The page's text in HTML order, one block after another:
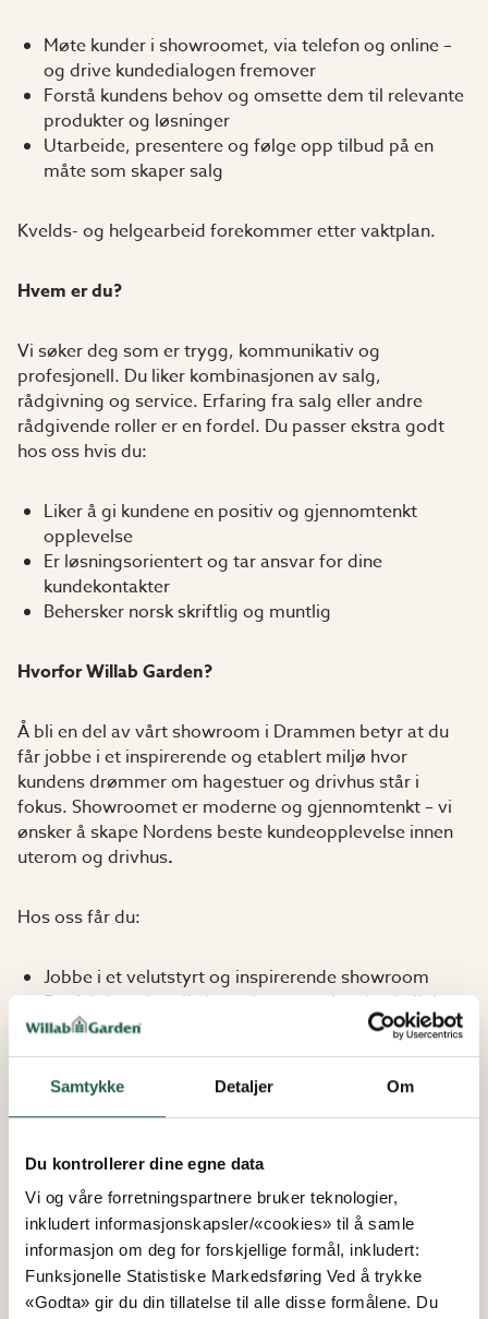
Samtykke Detaljer Om
Du kontrollerer dine egne data
Vi og våre forretningspartnere bruker teknologier,
inkludert informasjonskapsler/«cookies» til å samle
informasjon om deg for forskjellige formål, inkludert:
Funksjonelle Statistiske Markedsføring Ved å trykke
«Godta» gir du din tillatelse til alle disse formålene. Du
Møte kunder i showroomet, via telefon og online –
og drive kundedialogen fremover
Forstå kundens behov og omsette dem til relevante
produkter og løsninger
Utarbeide, presentere og følge opp tilbud på en
måte som skaper salg
Kvelds- og helgearbeid forekommer etter vaktplan.
Hvem er du?
Vi søker deg som er trygg, kommunikativ og
profesjonell. Du liker kombinasjonen av salg,
rådgivning og service. Erfaring fra salg eller andre
rådgivende roller er en fordel. Du passer ekstra godt
hos oss hvis du:
Liker å gi kundene en positiv og gjennomtenkt
opplevelse
Er løsningsorientert og tar ansvar for dine
kundekontakter
Behersker norsk skriftlig og muntlig
Hvorfor Willab Garden?
Å bli en del av vårt showroom i Drammen betyr at du
får jobbe i et inspirerende og etablert miljø hvor
kundens drømmer om hagestuer og drivhus står i
fokus. Showroomet er moderne og gjennomtenkt – vi
ønsker å skape Nordens beste kundeopplevelse innen
uterom og drivhus.
Hos oss får du:
Jobbe i et velutstyrt og inspirerende showroom
En rådgivende rolle hvor du støtter kunden i viktige
beslutninger
Produktopplæring og introduksjon i våre
arbeidsmetoder
Kollektivavtale
Willab Garden er et familieeid selskap med 40 års
erfaring. Vi er Nordens markedsleder innen hagestuer
og drivhus, og vår hverdag preges av engasjerte
kolleger som stiller opp for hverandre, tar ansvar og
setter kunden i sentrum i hvert steg.